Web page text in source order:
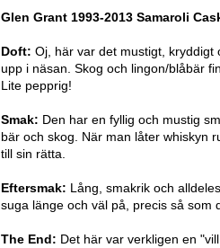
Glen Grant 1993-2013 Samaroli
Doft: Oj, här var det mustigt, kryddigt
upp i näsan. Skog och lingon/blåbär
Lite pepprig!
Smak: Den har en fyllig och mustig
bär och skog. När man låter whiskyn
till sin rätta.
Eftersmak: Lång, smakrik och
suga länge och väl på, precis så som
The End: Det här var verkligen en